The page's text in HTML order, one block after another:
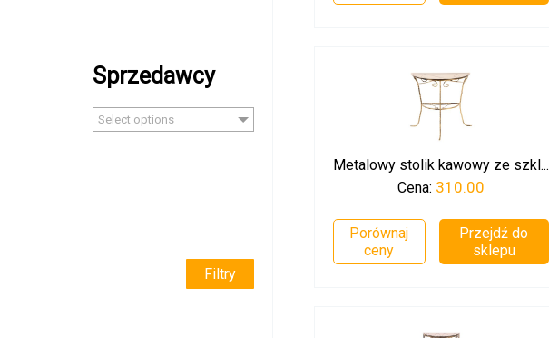
Sprzedawcy
Select options
Filtry
Metalowy stolik kawowy ze szkl...
Cena: 310.00
Porównaj
ceny
Przejdź do
sklepu